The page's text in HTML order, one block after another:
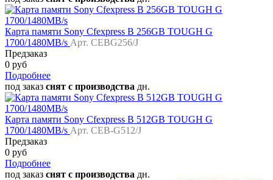
Карта памяти Sony Cfexpress B 256GB TOUGH G
1700/1480MB/s Арт. CEBG256/J
Предзаказ
0 руб
Подробнее
под заказ снят с производства дн.
Карта памяти Sony Cfexpress B 512GB TOUGH G
1700/1480MB/s Арт. CEB-G512/J
Предзаказ
0 руб
Подробнее
под заказ снят с производства дн.